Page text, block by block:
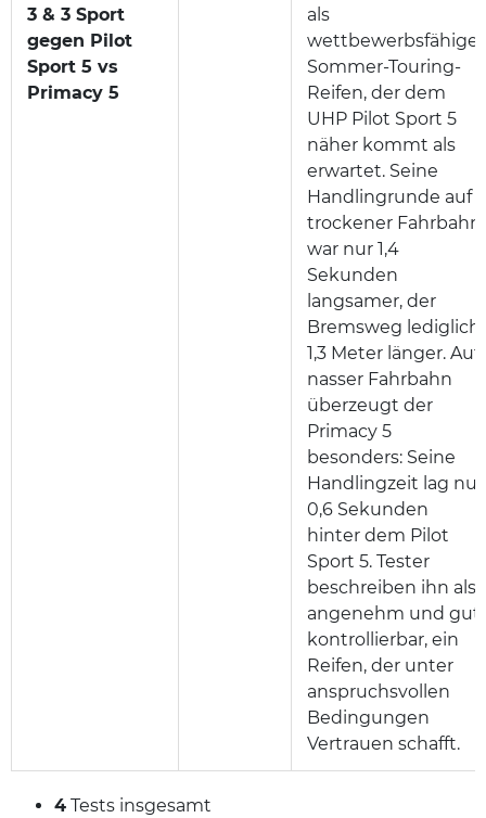
3 & 3 Sport
gegen Pilot
Sport 5 vs
Primacy 5
als
wettbewerbsfähiger
Sommer-Touring-
Reifen, der dem
UHP Pilot Sport 5
näher kommt als
erwartet. Seine
Handlingrunde auf
trockener Fahrbahn
war nur 1,4
Sekunden
langsamer, der
Bremsweg lediglich
1,3 Meter länger. Auf
nasser Fahrbahn
überzeugt der
Primacy 5
besonders: Seine
Handlingzeit lag nur
0,6 Sekunden
hinter dem Pilot
Sport 5. Tester
beschreiben ihn als
angenehm und gut
kontrollierbar, ein
Reifen, der unter
anspruchsvollen
Bedingungen
Vertrauen schafft.
4 Tests insgesamt